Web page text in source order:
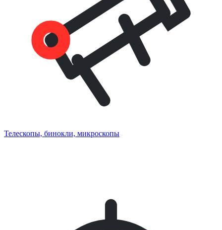
Телескопы, бинокли, микроскопы